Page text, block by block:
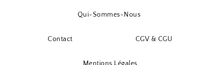
Qui-Sommes-Nous
Contact CGV & CGU